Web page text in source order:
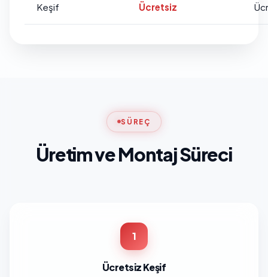
Keşif Ücretsiz
SÜREÇ
Üretim ve Montaj Süreci
1
Ücretsiz Keşif